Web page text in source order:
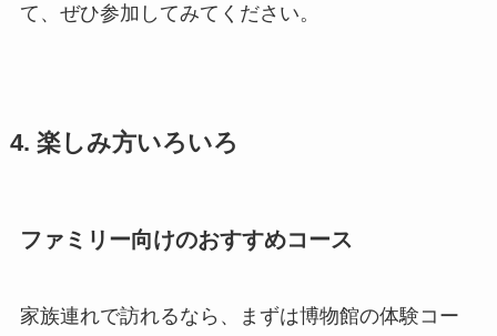
て、ぜひ参加してみてください。
4. 楽しみ方いろいろ
ファミリー向けのおすすめコース
家族連れで訪れるなら、まずは博物館の体験コー